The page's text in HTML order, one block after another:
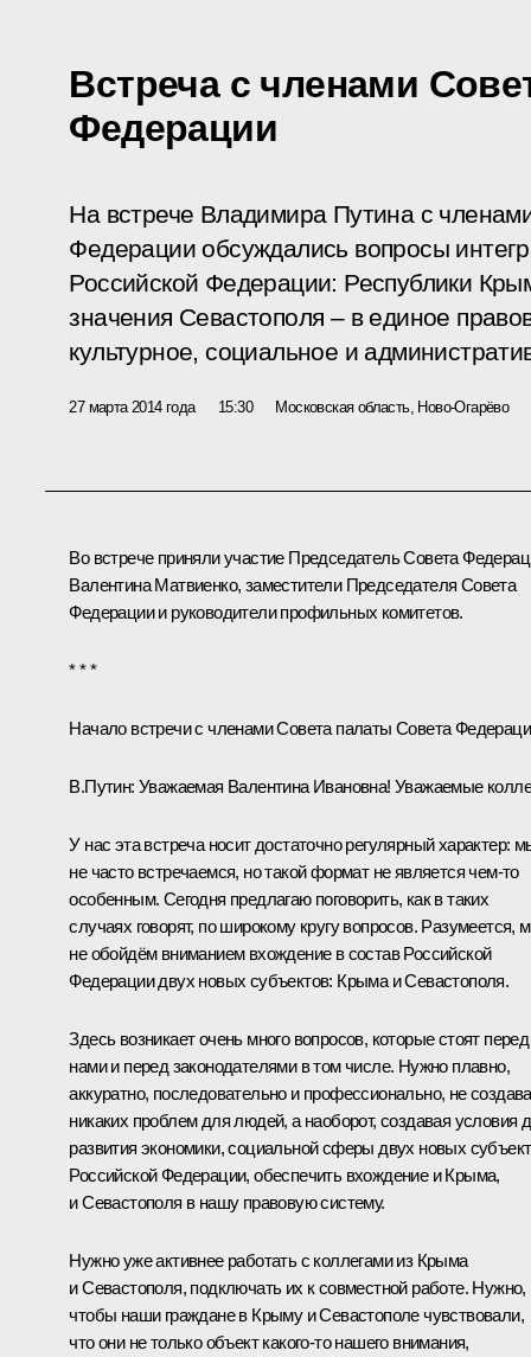
Встреча с членами
Федерации
На встрече Владимира Путина с
Федерации обсуждались вопросы
Российской Федерации: Республики
значения Севастополя – в единое
культурное, социальное и
27 марта 2014 года 15:30 Московская область, Ново-Огарёво
Во встрече приняли участие Председатель Совета
Валентина Матвиенко, заместители Председателя Совета
Федерации и руководители профильных комитетов.
* * *
Начало встречи с членами Совета палаты Совета
В.Путин: Уважаемая Валентина Ивановна! Уважаемые
У нас эта встреча носит достаточно регулярный характер:
не часто встречаемся, но такой формат не является чем‑то
особенным. Сегодня предлагаю поговорить, как в таких
случаях говорят, по широкому кругу вопросов. Разумеется,
не обойдём вниманием вхождение в состав Российской
Федерации двух новых субъектов: Крыма и Севастополя.
Здесь возникает очень много вопросов, которые стоят перед
нами и перед законодателями в том числе. Нужно плавно,
аккуратно, последовательно и профессионально, не
никаких проблем для людей, а наоборот, создавая условия
развития экономики, социальной сферы двух новых
Российской Федерации, обеспечить вхождение и Крыма,
и Севастополя в нашу правовую систему.
Нужно уже активнее работать с коллегами из Крыма
и Севастополя, подключать их к совместной работе. Нужно,
чтобы наши граждане в Крыму и Севастополе чувствовали,
что они не только объект какого‑то нашего внимания,